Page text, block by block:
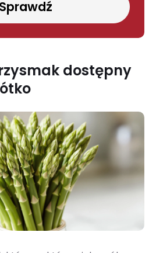
Sprawdź
dostępny